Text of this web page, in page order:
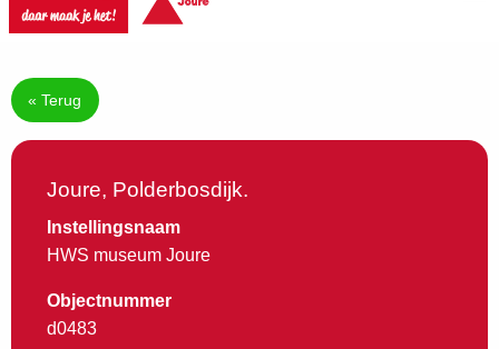
« Terug
Joure, Polderbosdijk.
Instellingsnaam
HWS museum Joure
Objectnummer
d0483